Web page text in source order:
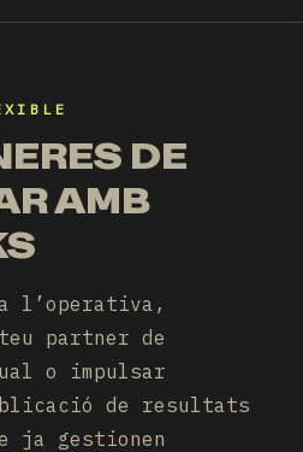
DE
AMB
l’operativa,
partner de
o impulsar
de resultats
ja gestionen